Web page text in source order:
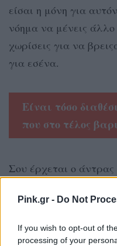
Pink.gr - Do Not
If you wish to opt-out of
processing of your
είσαι η μόνη για
νόημα να μένεις
χωρίσεις για να
για εσένα.
Είναι τόσο
που στο τέλος
Σου έρχεται ο άντρας
βγείτε, να περάσετε
τον ψάχνεις, αλλά